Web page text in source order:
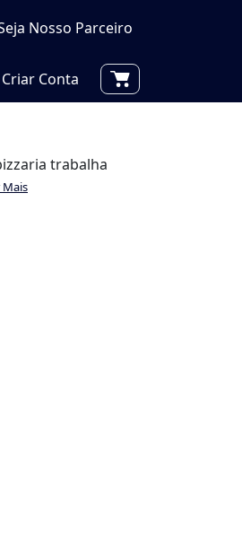
Nosso Parceiro
Criar Conta
trabalha
Mais